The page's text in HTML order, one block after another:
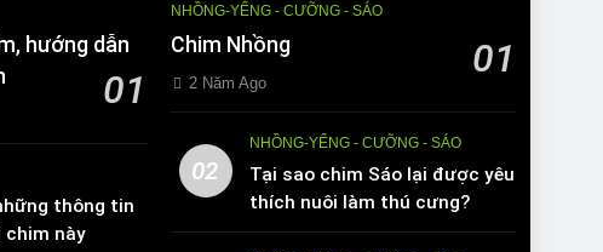
hướng dẫn
01
thông tin
chim này
NHỒNG-YỂNG - CƯỠNG - SÁO
Chim Nhồng 01
2 Năm Ago
02
NHỒNG-YỂNG - CƯỠNG - SÁO
Tại sao chim Sáo lại được yêu
thích nuôi làm thú cưng?